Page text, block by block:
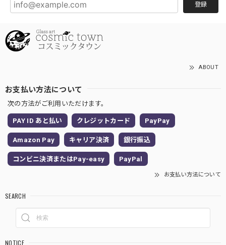
登録
ABOUT
お支払い方法について
次の方法がご利用いただけます。
PAY ID あと払い クレジットカード PayPay
Amazon Pay キャリア決済 銀行振込
コンビニ決済またはPay-easy PayPal
お支払い方法について
SEARCH
NOTICE